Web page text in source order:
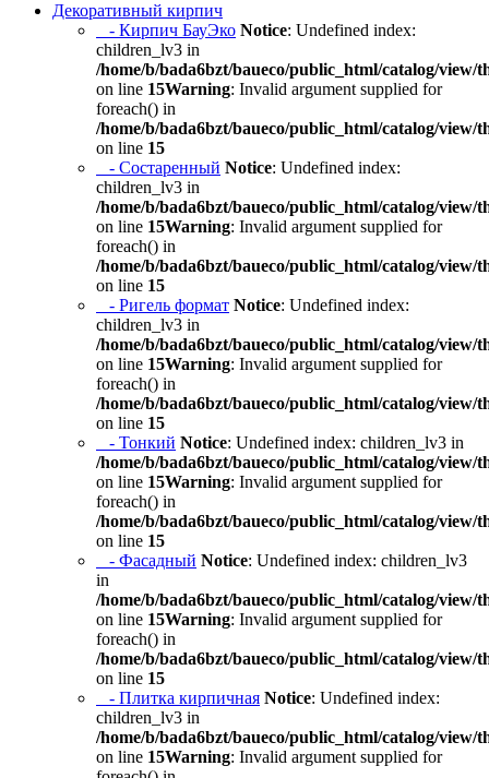
Декоративный кирпич
- Кирпич БауЭко Notice: Undefined index:
children_lv3 in
/home/b/bada6bzt/baueco/public_html/catalog/view/
on line 15Warning: Invalid argument supplied for
foreach() in
/home/b/bada6bzt/baueco/public_html/catalog/view/
on line 15
- Состаренный Notice: Undefined index:
children_lv3 in
/home/b/bada6bzt/baueco/public_html/catalog/view/
on line 15Warning: Invalid argument supplied for
foreach() in
/home/b/bada6bzt/baueco/public_html/catalog/view/
on line 15
- Ригель формат Notice: Undefined index:
children_lv3 in
/home/b/bada6bzt/baueco/public_html/catalog/view/
on line 15Warning: Invalid argument supplied for
foreach() in
/home/b/bada6bzt/baueco/public_html/catalog/view/
on line 15
- Тонкий Notice: Undefined index: children_lv3 in
/home/b/bada6bzt/baueco/public_html/catalog/view/
on line 15Warning: Invalid argument supplied for
foreach() in
/home/b/bada6bzt/baueco/public_html/catalog/view/
on line 15
- Фасадный Notice: Undefined index: children_lv3
in
/home/b/bada6bzt/baueco/public_html/catalog/view/
on line 15Warning: Invalid argument supplied for
foreach() in
/home/b/bada6bzt/baueco/public_html/catalog/view/
on line 15
- Плитка кирпичная Notice: Undefined index:
children_lv3 in
/home/b/bada6bzt/baueco/public_html/catalog/view/
on line 15Warning: Invalid argument supplied for